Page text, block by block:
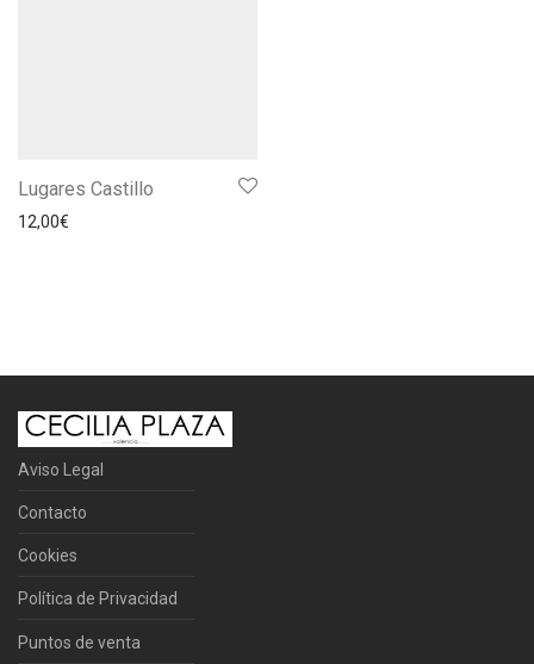
Lugares Castillo
12,00€
Aviso Legal
Contacto
Cookies
Política de Privacidad
Puntos de venta